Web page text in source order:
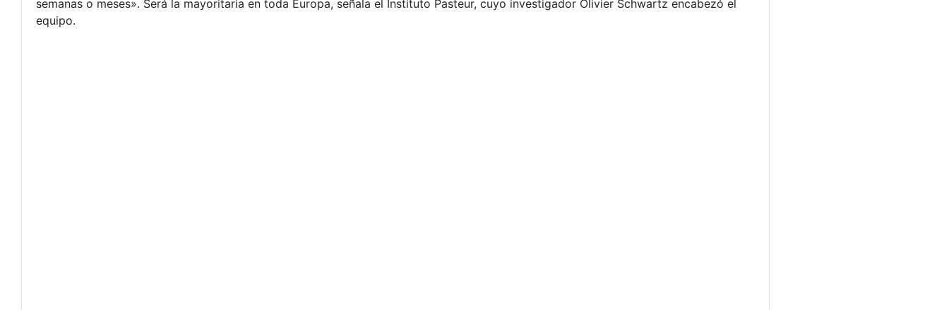
semanas o meses». Será la mayoritaria en toda Europa, señala el Instituto Pasteur, cuyo investigador Olivier Schwartz encabezó el
equipo.